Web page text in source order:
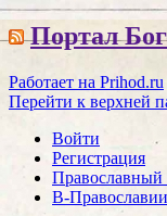
Портал
Работает на Prihod.ru
Перейти к верхней
Войти
Регистрация
Православный
В-